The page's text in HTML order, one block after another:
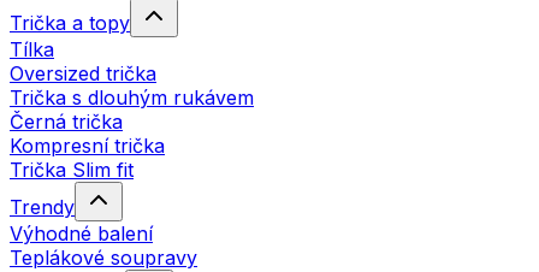
Trička a topy
Tílka
Oversized trička
Trička s dlouhým rukávem
Černá trička
Kompresní trička
Trička Slim fit
Trendy
Výhodné balení
Teplákové soupravy